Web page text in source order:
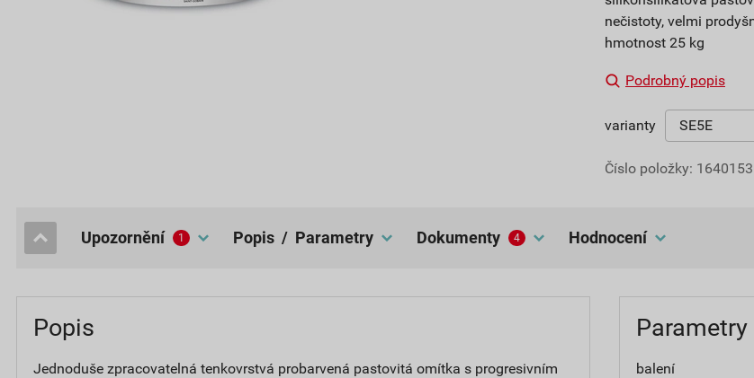
nečistoty, velmi
hmotnost 25 kg
Podrobný popis
varianty
Číslo položky:
popis / Parametry
upozornění 1 dokumenty 4 hodnocení
Popis
Jednoduše zpracovatelná tenkovrstvá probarvená pastovitá omítka s progresivním
Parametry
balení